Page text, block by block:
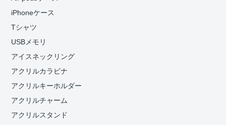
iPhoneケース
Tシャツ
USBメモリ
アイスネックリング
アクリルカラビナ
アクリルキーホルダー
アクリルチャーム
アクリルスタンド